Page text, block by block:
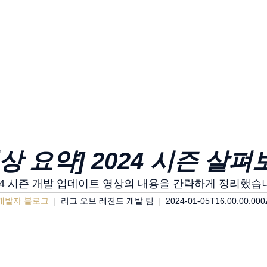
요약] 2024 시즌 살펴
시즌 개발 업데이트 영상의 내용을 간략하게 정리했습
발자 블로그 리그 오브 레전드 개발 팀 2024-01-